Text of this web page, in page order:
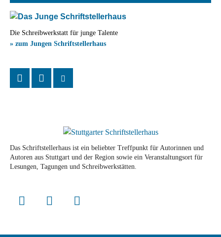
Die Schreibwerkstatt für junge Talente
» zum Jungen Schriftstellerhaus
Das Schriftstellerhaus ist ein beliebter Treffpunkt für Autorinnen und
Autoren aus Stuttgart und der Region sowie ein Veranstaltungsort für
Lesungen, Tagungen und Schreibwerkstätten.